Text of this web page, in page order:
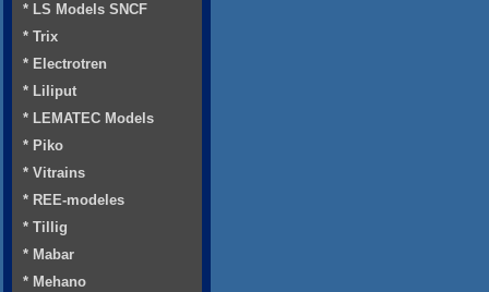
* LS Models SNCF
* Trix
* Electrotren
* Liliput
* LEMATEC Models
* Piko
* Vitrains
* REE-modeles
* Tillig
* Mabar
* Mehano